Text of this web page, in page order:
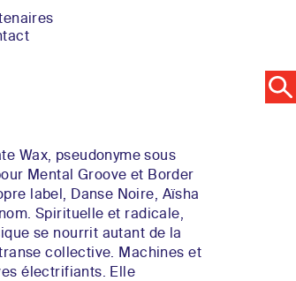
Wax, pseudonyme sous
Mental Groove et Border
label, Danse Noire, Aïsha
Spirituelle et radicale,
se nourrit autant de la
collective. Machines et
électrifiants. Elle